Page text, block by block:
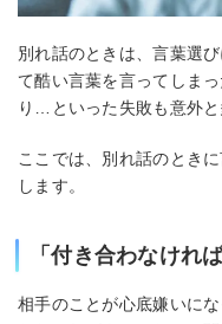
別れ話のときは、言葉選
て酷い言葉を言ってしま
り…といった失敗も意外と
ここでは、別れ話のとき
します。
「付き合わなけれ
相手のことが心底嫌いに